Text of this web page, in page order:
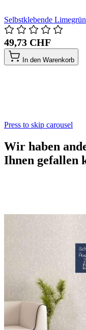
Selbstklebende
49,73 CHF
In den Warenkorb
Press to skip carousel
Wir haben
Ihnen gefallen